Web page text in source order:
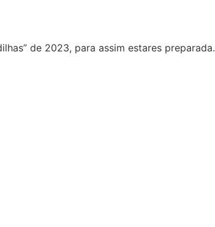
de 2023, para assim estares preparada.